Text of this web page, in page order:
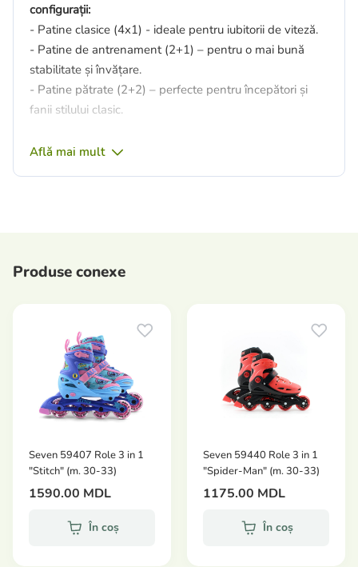
configurații:
- Patine clasice (4x1) - ideale pentru iubitorii de viteză.
- Patine de antrenament (2+1) – pentru o mai bună
stabilitate și învățare.
- Patine pătrate (2+2) – perfecte pentru începători și
fanii stilului clasic.
- Dimensiune reglabilă - crește odată cu utilizatorul!
- Rulmenți de carbon ABEC-7 – funcționare lină și
- Fixare fiabilă – Velcro + frână TPR (pe patina dreaptă).
- Setul este ambalat intr-o cutie eleganta cu o eticheta
colorata.
- Capacitate maximă de încărcare: până la 60 kg (clasa
- Marime: 34-37.
Află mai mult
Produse conexe
Seven 59407 Role 3 in 1
"Stitch" (m. 30-33)
1590.00 MDL
În coș
Seven 59440 Role 3 in 1
"Spider-Man" (m. 30-33)
1175.00 MDL
În coș